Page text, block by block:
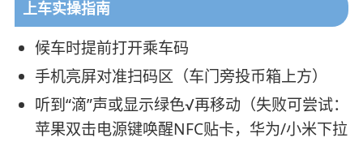
上车实操指南
候车时提前打开乘车码
手机亮屏对准扫码区（车门旁投币箱上方）
听到“滴”声或显示绿色√再移动（失败可尝试：
苹果双击电源键唤醒NFC贴卡，华为/小米下拉